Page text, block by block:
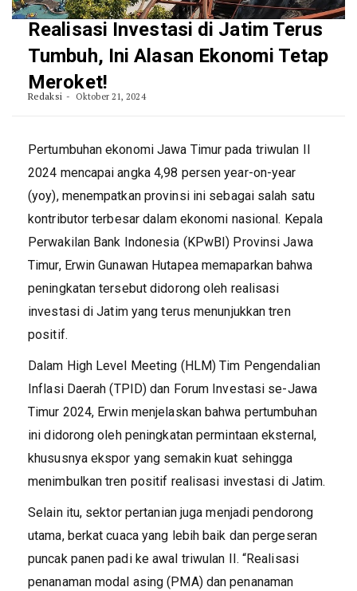
Realisasi Investasi di Jatim Terus
Tumbuh, Ini Alasan Ekonomi Tetap
Meroket!
Redaksi Oktober 21, 2024
Pertumbuhan ekonomi Jawa Timur pada triwulan II
2024 mencapai angka 4,98 persen year-on-year
(yoy), menempatkan provinsi ini sebagai salah satu
kontributor terbesar dalam ekonomi nasional. Kepala
Perwakilan Bank Indonesia (KPwBI) Provinsi Jawa
Timur, Erwin Gunawan Hutapea memaparkan bahwa
peningkatan tersebut didorong oleh realisasi
investasi di Jatim yang terus menunjukkan tren
positif.
Dalam High Level Meeting (HLM) Tim Pengendalian
Inflasi Daerah (TPID) dan Forum Investasi se-Jawa
Timur 2024, Erwin menjelaskan bahwa pertumbuhan
ini didorong oleh peningkatan permintaan eksternal,
khususnya ekspor yang semakin kuat sehingga
menimbulkan tren positif realisasi investasi di Jatim.
Selain itu, sektor pertanian juga menjadi pendorong
utama, berkat cuaca yang lebih baik dan pergeseran
puncak panen padi ke awal triwulan II. “Realisasi
penanaman modal asing (PMA) dan penanaman